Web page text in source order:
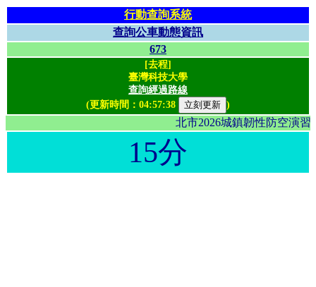
行動查詢系統
查詢公車動態資訊
673
[去程]
臺灣科技大學
查詢經過路線
(更新時間： 04:57:38 )
北市2026城鎮韌性防空
15分